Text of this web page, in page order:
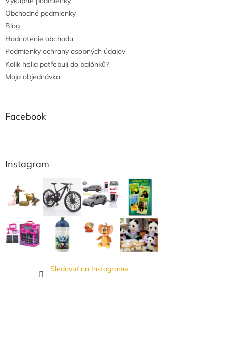
Obchodné podmienky
Blog
Hodnotenie obchodu
Podmienky ochrany osobných údajov
Kolik helia potřebuji do balónků?
Moja objednávka
Facebook
Instagram
Sledovať na Instagrame